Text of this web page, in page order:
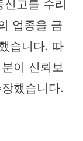
고를 수리
업종을 금
습니다. 따
이 신뢰보
했습니다.